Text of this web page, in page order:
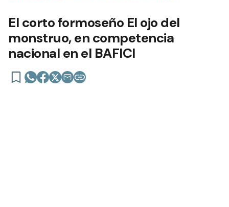
El corto formoseño El ojo del
monstruo, en competencia
nacional en el BAFICI